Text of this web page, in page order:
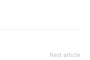
Next article